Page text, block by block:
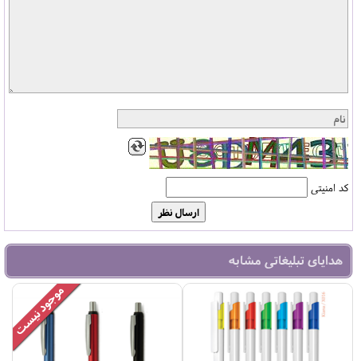
کد امنیتی
هدایای تبلیغاتی مشابه